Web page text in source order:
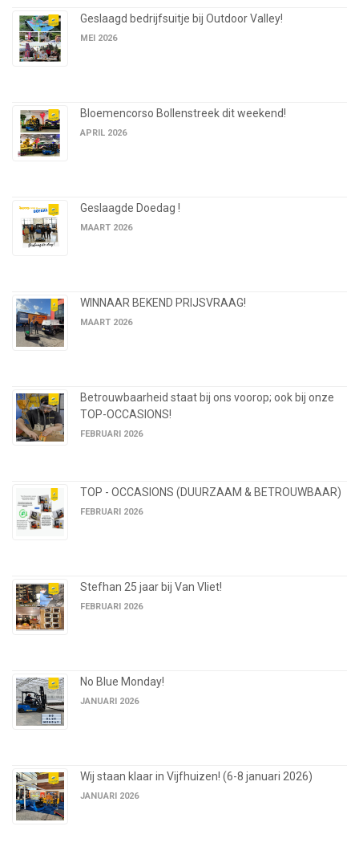
Geslaagd bedrijfsuitje bij Outdoor Valley!
MEI 2026
Bloemencorso Bollenstreek dit weekend!
APRIL 2026
Geslaagde Doedag !
MAART 2026
WINNAAR BEKEND PRIJSVRAAG!
MAART 2026
Betrouwbaarheid staat bij ons voorop; ook bij onze
TOP-OCCASIONS!
FEBRUARI 2026
TOP - OCCASIONS (DUURZAAM & BETROUWBAAR)
FEBRUARI 2026
Stefhan 25 jaar bij Van Vliet!
FEBRUARI 2026
No Blue Monday!
JANUARI 2026
Wij staan klaar in Vijfhuizen! (6-8 januari 2026)
JANUARI 2026